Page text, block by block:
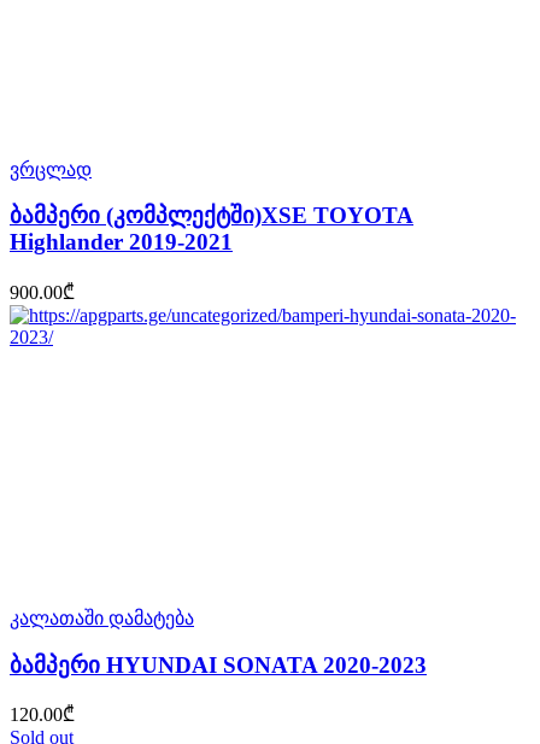
ვრცლად
ბამპერი (კომპლექტში)XSE TOYOTA
Highlander 2019-2021
900.00₾
კალათაში დამატება
ბამპერი HYUNDAI SONATA 2020-2023
120.00₾
Sold out